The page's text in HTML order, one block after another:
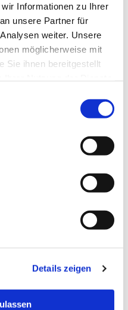
Informationen zu Ihrer
unsere Partner für
weiter. Unsere
möglicherweise mit
Sie ihnen bereitgestellt
Details zeigen